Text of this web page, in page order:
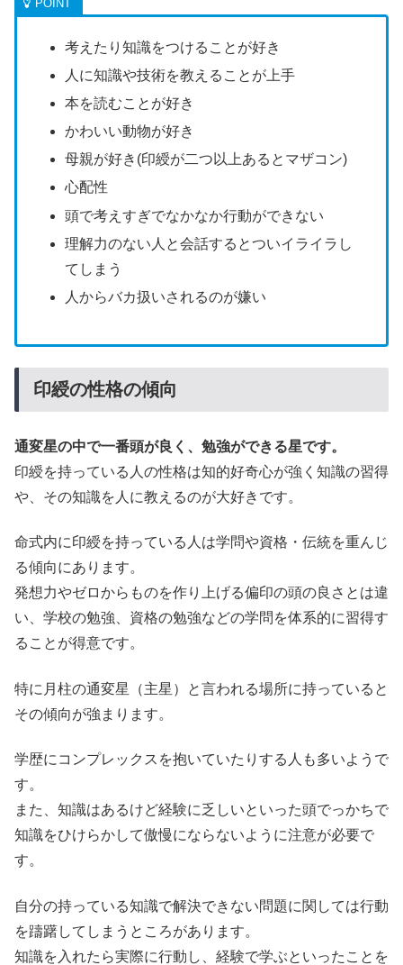
考えたり知識をつけることが好き
人に知識や技術を教えることが上手
本を読むことが好き
かわいい動物が好き
母親が好き(印綬が二つ以上あるとマザコン)
心配性
頭で考えすぎでなかなか行動ができない
理解力のない人と会話するとついイライラし
てしまう
人からバカ扱いされるのが嫌い
印綬の性格の傾向
通変星の中で一番頭が良く、勉強ができる星です。
印綬を持っている人の性格は知的好奇心が強く知識の習得
や、その知識を人に教えるのが大好きです。
命式内に印綬を持っている人は学問や資格・伝統を重んじ
る傾向にあります。
発想力やゼロからものを作り上げる偏印の頭の良さとは違
い、学校の勉強、資格の勉強などの学問を体系的に習得す
ることが得意です。
特に月柱の通変星（主星）と言われる場所に持っていると
その傾向が強まります。
学歴にコンプレックスを抱いていたりする人も多いようで
す。
また、知識はあるけど経験に乏しいといった頭でっかちで
知識をひけらかして傲慢にならないように注意が必要で
す。
自分の持っている知識で解決できない問題に関しては行動
を躊躇してしまうところがあります。
知識を入れたら実際に行動し、経験で学ぶといったことを